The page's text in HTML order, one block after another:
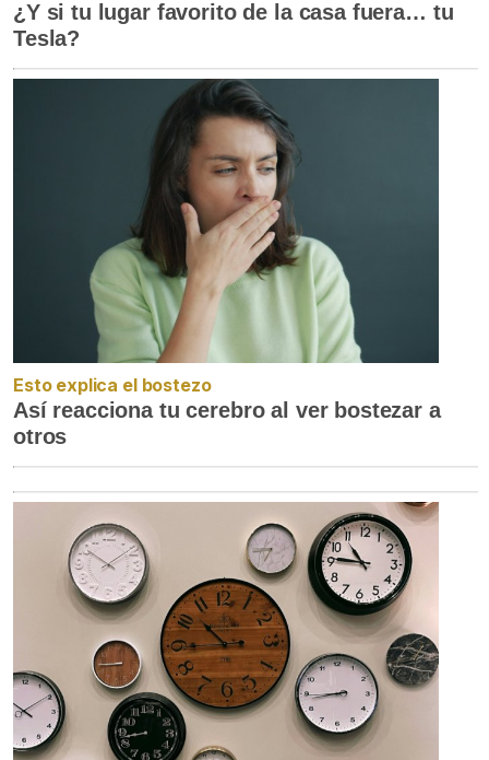
¿Y si tu lugar favorito de la casa fuera… tu
Tesla?
Esto explica el bostezo
Así reacciona tu cerebro al ver bostezar a
otros